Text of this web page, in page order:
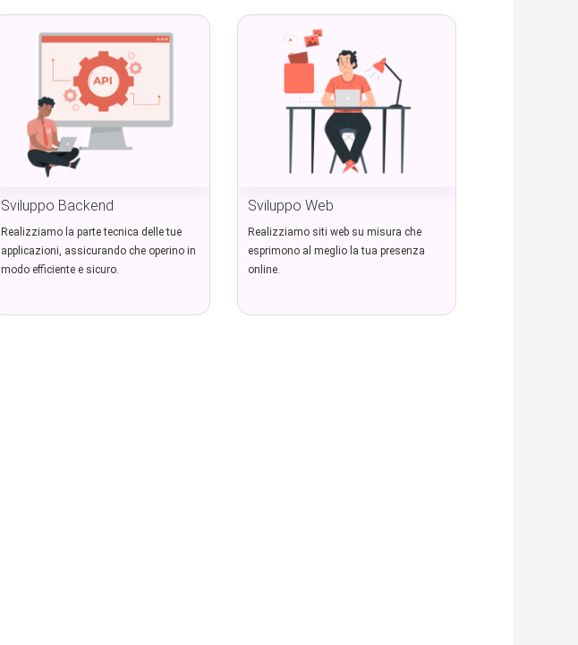
Sviluppo Backend
Realizziamo la parte tecnica delle tue
applicazioni, assicurando che operino in
modo efficiente e sicuro.
Sviluppo Web
Realizziamo siti web su misura che
esprimono al meglio la tua presenza
online.